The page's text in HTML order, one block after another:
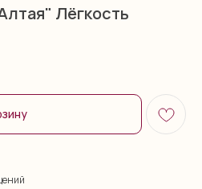
Лёгкость